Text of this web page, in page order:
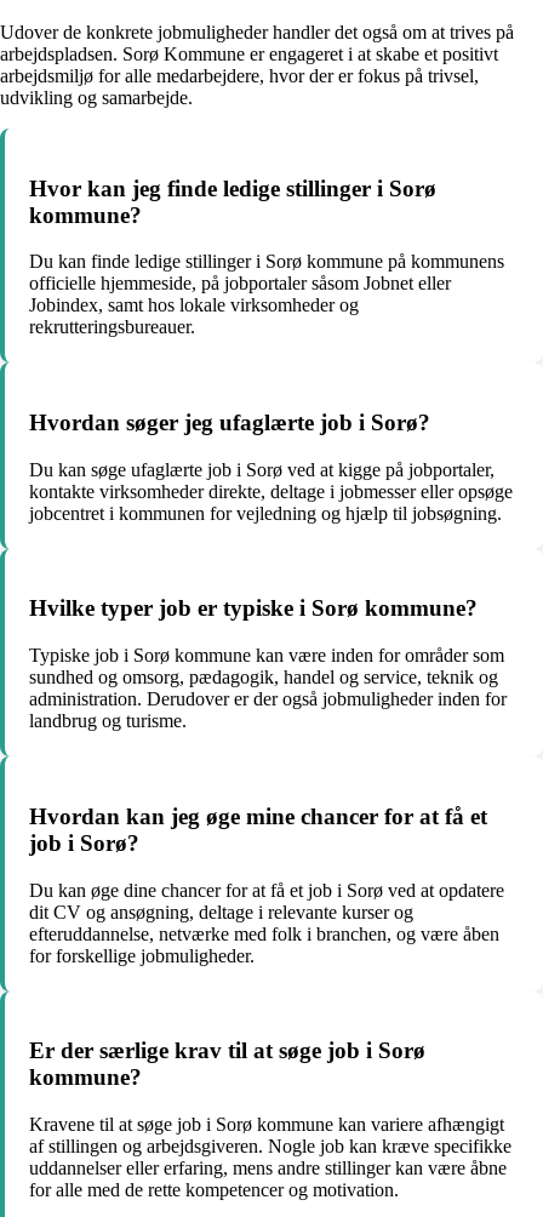
Udover de konkrete jobmuligheder handler det også om at trives på
arbejdspladsen. Sorø Kommune er engageret i at skabe et positivt
arbejdsmiljø for alle medarbejdere, hvor der er fokus på trivsel,
udvikling og samarbejde.
Hvor kan jeg finde ledige stillinger i Sorø
kommune?
Du kan finde ledige stillinger i Sorø kommune på kommunens
officielle hjemmeside, på jobportaler såsom Jobnet eller
Jobindex, samt hos lokale virksomheder og
rekrutteringsbureauer.
Hvordan søger jeg ufaglærte job i Sorø?
Du kan søge ufaglærte job i Sorø ved at kigge på jobportaler,
kontakte virksomheder direkte, deltage i jobmesser eller opsøge
jobcentret i kommunen for vejledning og hjælp til jobsøgning.
Hvilke typer job er typiske i Sorø kommune?
Typiske job i Sorø kommune kan være inden for områder som
sundhed og omsorg, pædagogik, handel og service, teknik og
administration. Derudover er der også jobmuligheder inden for
landbrug og turisme.
Hvordan kan jeg øge mine chancer for at få et
job i Sorø?
Du kan øge dine chancer for at få et job i Sorø ved at opdatere
dit CV og ansøgning, deltage i relevante kurser og
efteruddannelse, netværke med folk i branchen, og være åben
for forskellige jobmuligheder.
Er der særlige krav til at søge job i Sorø
kommune?
Kravene til at søge job i Sorø kommune kan variere afhængigt
af stillingen og arbejdsgiveren. Nogle job kan kræve specifikke
uddannelser eller erfaring, mens andre stillinger kan være åbne
for alle med de rette kompetencer og motivation.